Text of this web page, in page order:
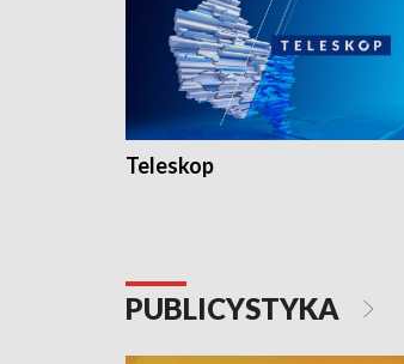
Teleskop
PUBLICYSTYKA